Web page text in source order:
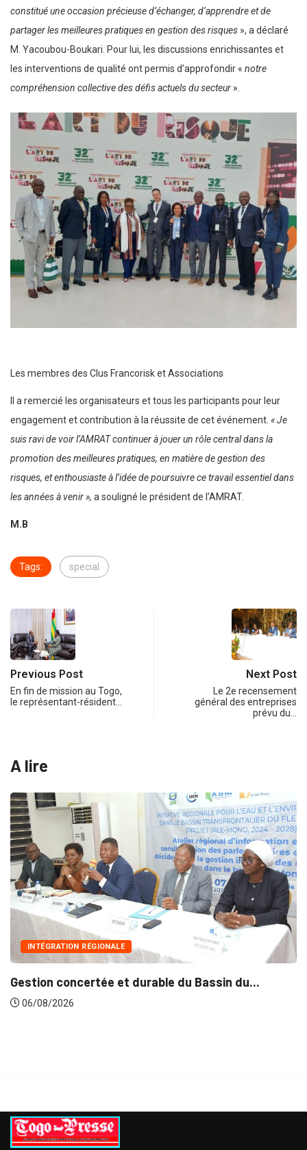
constitué une occasion précieuse d’échanger, d’apprendre et de
partager les meilleures pratiques en gestion des risques », a déclaré
M. Yacoubou-Boukari. Pour lui, les discussions enrichissantes et
les interventions de qualité ont permis d’approfondir « notre
compréhension collective des défis actuels du secteur ».
Les membres des Clus Francorisk et Associations
Il a remercié les organisateurs et tous les participants pour leur
engagement et contribution à la réussite de cet événement. « Je
suis ravi de voir l’AMRAT continuer à jouer un rôle central dans la
promotion des meilleures pratiques, en matière de gestion des
risques, et enthousiaste à l’idée de poursuivre ce travail essentiel dans
les années à venir », a souligné le président de l’AMRAT.
M.B
Tags: special
Previous Post
En fin de mission au Togo,
le représentant-résident…
Next Post
Le 2e recensement
général des entreprises
prévu du…
A lire
INTÉGRATION RÉGIONALE
Gestion concertée et durable du Bassin du...
06/08/2026